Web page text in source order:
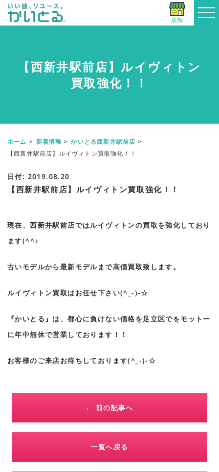
店舗
【西新井駅前店】ルイヴィトン
買取強化！！
ホーム 新着情報
かいとる西新井駅前店
【西新井駅前店】ルイヴィトン買取強化！！
日付: 2019.08.20
【西新井駅前店】ルイヴィトン買取強化！！
現在、西新井駅前店ではルイヴィトンの買取を強化しており
ます(^^♪
古いモデルから最新モデルまで高価買取致します。
ルイヴィトン買取はお任せ下さい(^_-)-☆
『かいとる』は、都心に負けない価格を足立区でをモットー
に年中無休で営業しております！！
お客様のご来店お待ちしております(^_-)-☆
← 前の記事へ
一覧へ戻る